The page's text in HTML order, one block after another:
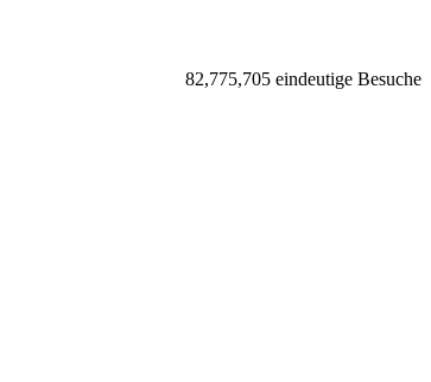
82,775,705 eindeutige Besuche